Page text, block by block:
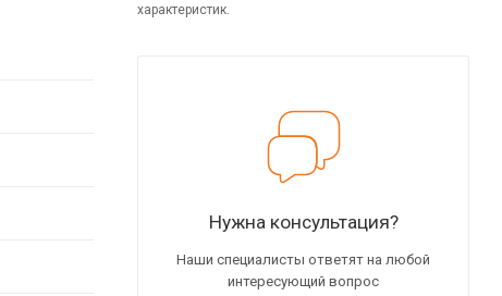
характеристик.
Нужна консультация?
Наши специалисты ответят на любой
интересующий вопрос